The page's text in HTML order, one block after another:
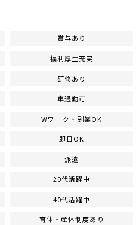
賞与あり
福利厚生充実
研修あり
車通勤可
Wワーク・副業OK
即日OK
派遣
20代活躍中
40代活躍中
育休・産休制度あり